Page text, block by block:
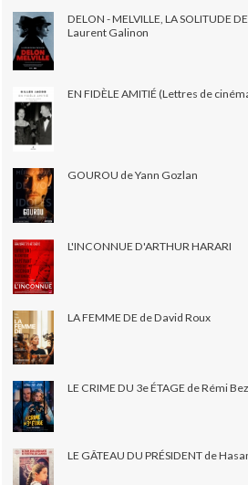
DELON - MELVILLE, LA SOLITUDE
Laurent Galinon
EN FIDÈLE AMITIÉ (Lettres de
GOUROU de Yann Gozlan
L'INCONNUE D'ARTHUR HARARI
LA FEMME DE de David Roux
LE CRIME DU 3e ÉTAGE de Rémi
LE GÂTEAU DU PRÉSIDENT de